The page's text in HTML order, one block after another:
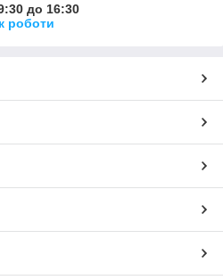
до 16:30
роботи